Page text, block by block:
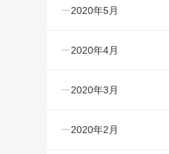
2020年5月
2020年4月
2020年3月
2020年2月